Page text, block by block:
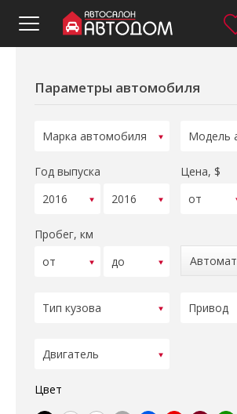
Параметры автомобиля
Год выпуска Цена, $
Пробег, км
Автомат
Цвет